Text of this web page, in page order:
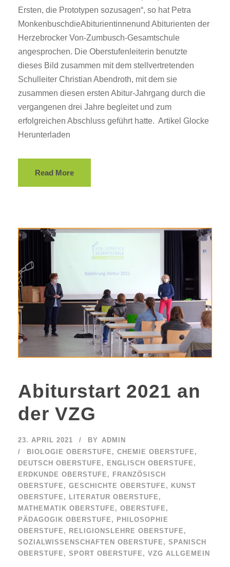
Ersten, die Prototypen sozusagen“, so hat Petra
MonkenbuschdieAbiturientinnenund Abiturienten der
Herzebrocker Von-Zumbusch-Gesamtschule
angesprochen. Die Oberstufenleiterin benutzte
dieses Bild zusammen mit dem stellvertretenden
Schulleiter Christian Abendroth, mit dem sie
zusammen diesen ersten Abitur-Jahrgang durch die
vergangenen drei Jahre begleitet und zum
erfolgreichen Abschluss geführt hatte. Artikel Glocke
Herunterladen
Read More
Abiturstart 2021 an
der VZG
23. APRIL 2021 BY
ADMIN
BIOLOGIE OBERSTUFE , CHEMIE OBERSTUFE ,
DEUTSCH OBERSTUFE , ENGLISCH OBERSTUFE ,
ERDKUNDE OBERSTUFE , FRANZÖSISCH
OBERSTUFE , GESCHICHTE OBERSTUFE , KUNST
OBERSTUFE , LITERATUR OBERSTUFE ,
MATHEMATIK OBERSTUFE , OBERSTUFE ,
PÄDAGOGIK OBERSTUFE , PHILOSOPHIE
OBERSTUFE , RELIGIONSLEHRE OBERSTUFE ,
SOZIALWISSENSCHAFTEN OBERSTUFE , SPANISCH
OBERSTUFE , SPORT OBERSTUFE , VZG ALLGEMEIN